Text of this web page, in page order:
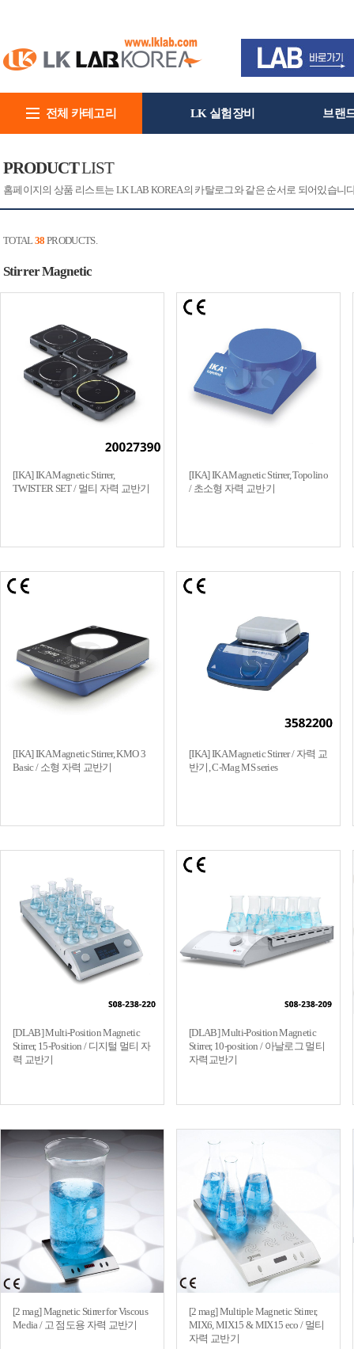
전체 카테고리 LK 실험장비 브랜
PRODUCTLIST
홈페이지의 상품 리스트는 LK LAB KOREA의 카탈로그와 같은 순서로 되어있습
TOTAL 38 PRODUCTS.
Stirrer Magnetic
[IKA] IKA Magnetic Stirrer,
TWISTER SET / 멀티 자력 교반기
[IKA] IKA Magnetic Stirrer, Topolino
/ 초소형 자력 교반기
[IKA] IKA Magnetic Stirrer, KMO 3
Basic / 소형 자력 교반기
[IKA] IKA Magnetic Stirrer / 자력 교
반기, C-Mag MS series
[DLAB] Multi-Position Magnetic
Stirrer, 15-Position / 디지털 멀티 자
력 교반기
[DLAB] Multi-Position Magnetic
Stirrer, 10-position / 아날로그 멀티
자력교반기
[2 mag] Magnetic Stirrer for Viscous
Media / 고 점도용 자력 교반기
[2 mag] Multiple Magnetic Stirrer,
MIX6, MIX15 & MIX15 eco / 멀티
자력 교반기